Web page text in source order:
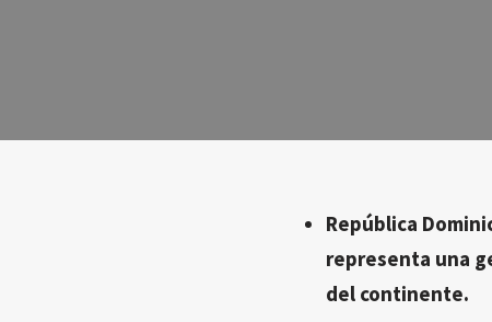
República
representa una
del continente.